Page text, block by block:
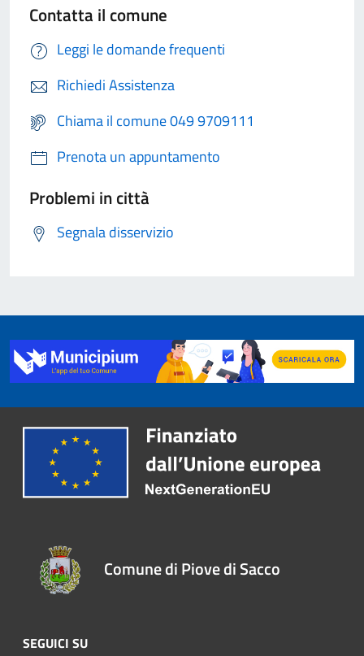
Contatta il comune
Leggi le domande frequenti
Richiedi Assistenza
Chiama il comune 049 9709111
Prenota un appuntamento
Problemi in città
Segnala disservizio
Comune di Piove di Sacco
SEGUICI SU